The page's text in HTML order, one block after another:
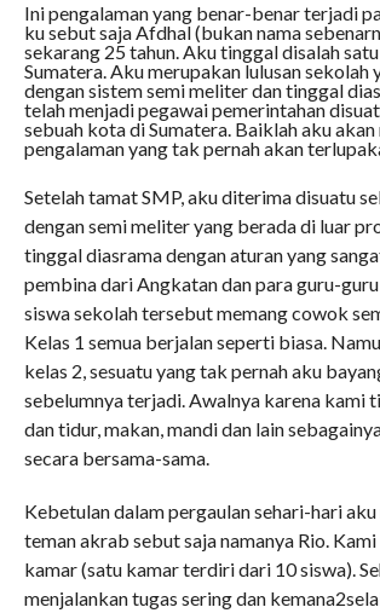
Ini pengalaman yang benar-benar terjadi
ku sebut saja Afdhal (bukan nama
sekarang 25 tahun. Aku tinggal disalah
Sumatera. Aku merupakan lulusan sekolah
dengan sistem semi meliter dan tinggal
telah menjadi pegawai pemerintahan
sebuah kota di Sumatera. Baiklah aku
pengalaman yang tak pernah akan
Setelah tamat SMP, aku diterima disuatu
dengan semi meliter yang berada di luar
tinggal diasrama dengan aturan yang
pembina dari Angkatan dan para guru-
siswa sekolah tersebut memang cowok
Kelas 1 semua berjalan seperti biasa.
kelas 2, sesuatu yang tak pernah aku
sebelumnya terjadi. Awalnya karena kami
dan tidur, makan, mandi dan lain
secara bersama-sama.
Kebetulan dalam pergaulan sehari-hari
teman akrab sebut saja namanya Rio.
kamar (satu kamar terdiri dari 10 siswa).
menjalankan tugas sering dan